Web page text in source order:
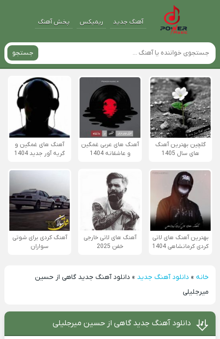
آهنگ جدید ریمیکس پخش آهنگ
جستجو
گلچین بهترین آهنگ
های سال 1405
آهنگ های عربی غمگین
و عاشقانه 1404
آهنگ های غمگین و
گریه آور جدید 1404
بهترین آهنگ های لاتی
کردی کرمانشاهی 1404
آهنگ های لاتی خارجی
خفن 2025
آهنگ کردی برای شوتی
سواران
خانه» دانلود آهنگ جدید » دانلود آهنگ جدید گاهی از حسین
میرجلیلی
دانلود آهنگ جدید گاهی از حسین میرجلیلی